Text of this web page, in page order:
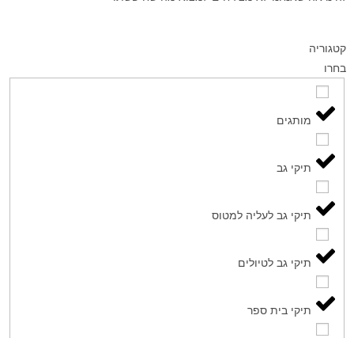
קטגוריה
בחרו
מותגים
תיקי גב
תיקי גב לעליה למטוס
תיקי גב לטיולים
תיקי בית ספר